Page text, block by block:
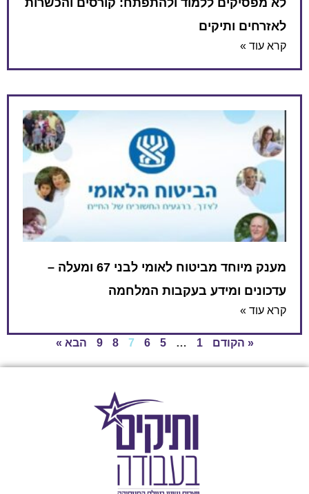
ותיקים
מענק מיוחד מביטוח לאומי לבני 67 ומעלה –
ומידע בעקבות המלחמה
…
5
6
7
8
9 הבא »